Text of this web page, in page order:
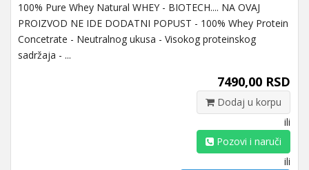
100% Pure Whey Natural WHEY - BIOTECH.... NA OVAJ
PROIZVOD NE IDE DODATNI POPUST - 100% Whey Protein
Concetrate - Neutralnog ukusa - Visokog proteinskog
sadržaja - ...
7490,00 RSD
Dodaj u korpu
ili
Pozovi i naruči
ili